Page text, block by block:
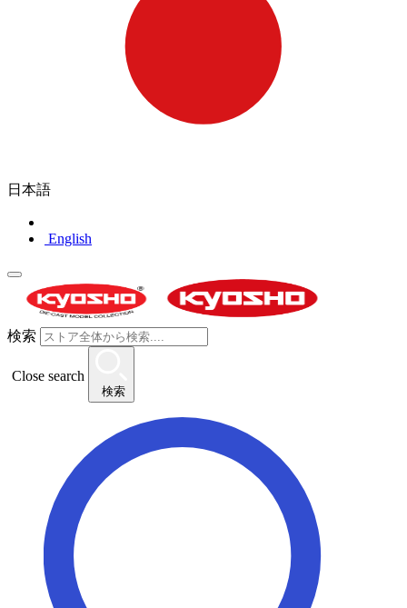
日本語
English
検索
Close search
検索